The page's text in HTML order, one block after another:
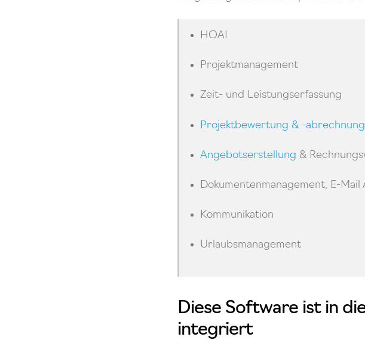
HOAI
Projektmanagement
Zeit- und Leistungserfassung
Projektbewertung & -abrechnung
Angebotserstellung &
Dokumentenmanagement, E-Mail
Kommunikation
Urlaubsmanagement
Diese Software ist in
integriert